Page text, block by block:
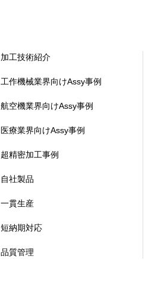
加工技術紹介
工作機械業界向けAssy事例
航空機業界向けAssy事例
医療業界向けAssy事例
超精密加工事例
自社製品
一貫生産
短納期対応
品質管理